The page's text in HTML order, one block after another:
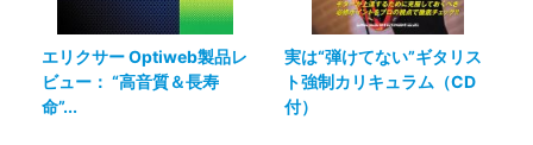
エリクサー Optiweb製品レ
ビュー： “高音質＆長寿
命”...
実は“弾けてない”ギタリス
ト強制カリキュラム（CD
付）